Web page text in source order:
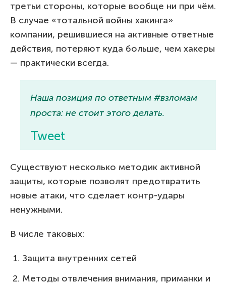
третьи стороны, которые вообще ни при чём.
В случае «тотальной войны хакинга»
компании, решившиеся на активные ответные
действия, потеряют куда больше, чем хакеры
— практически всегда.
Наша позиция по ответным #взломам
проста: не стоит этого делать.
Tweet
Существуют несколько методик активной
защиты, которые позволят предотвратить
новые атаки, что сделает контр-удары
ненужными.
В числе таковых:
Защита внутренних сетей
Методы отвлечения внимания, приманки и